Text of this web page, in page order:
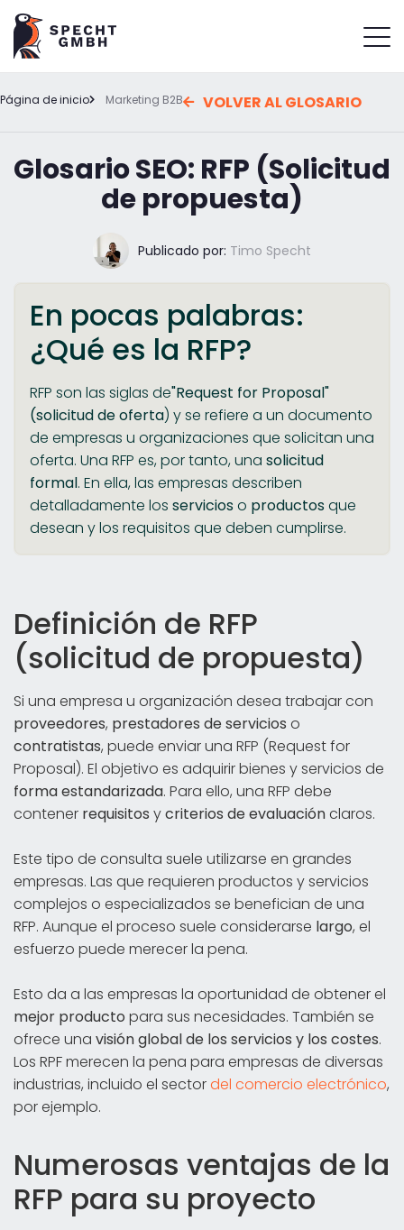
Página de inicio Marketing B2B VOLVER AL GLOSARIO
Glosario SEO: RFP (Solicitud
de propuesta)
Publicado por: Timo Specht
En pocas palabras:
¿Qué es la RFP?
RFP son las siglas de"Request for Proposal"
(solicitud de oferta) y se refiere a un documento
de empresas u organizaciones que solicitan una
oferta. Una RFP es, por tanto, una solicitud
formal. En ella, las empresas describen
detalladamente los servicioso productosque
desean y los requisitos que deben cumplirse.
Definición de RFP
(solicitud de propuesta)
Si una empresa u organización desea trabajar con
proveedores, prestadores de servicios o
contratistas, puede enviar una RFP (Request for
Proposal). El objetivo es adquirir bienes y servicios de
forma estandarizada. Para ello, una RFP debe
contener requisitos ycriterios de evaluaciónclaros.
Este tipo de consulta suele utilizarse en grandes
empresas. Las que requieren productos y servicios
complejos o especializados se benefician de una
RFP. Aunque el proceso suele considerarse largo, el
esfuerzo puede merecer la pena.
Esto da a las empresas la oportunidad de obtener el
mejor producto para sus necesidades. También se
ofrece una visión global de los servicios y los costes.
Los RPF merecen la pena para empresas de diversas
industrias, incluido el sectordel comercio electrónico,
por ejemplo.
Numerosas ventajas de la
RFP para su proyecto